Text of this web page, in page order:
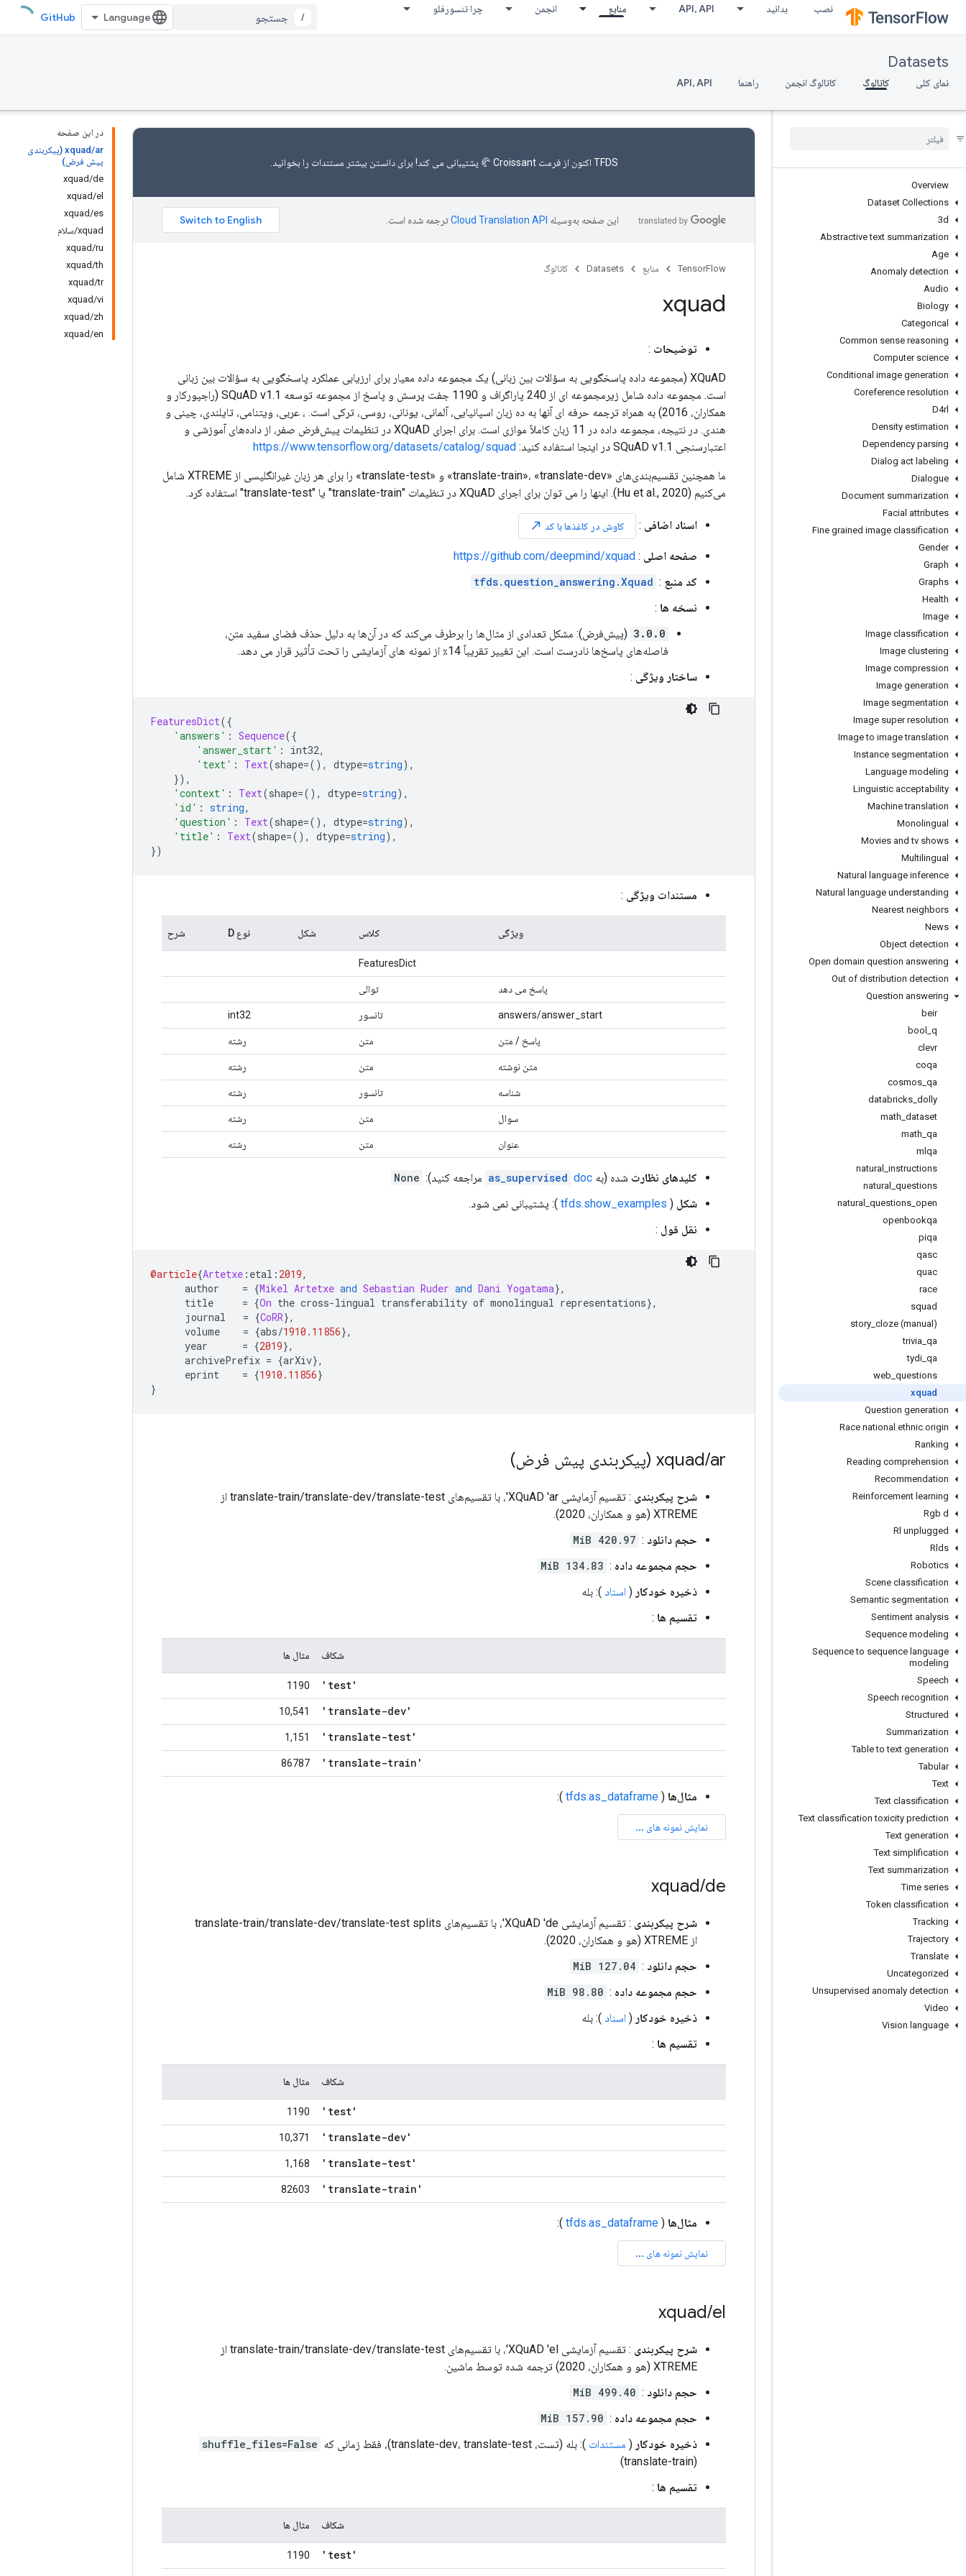
نصب بدانید API، API منابع انجمن چرا تنسورفلو
/
GitHub
Datasets
نمای کلی کاتالوگ کاتالوگ انجمن راهنما API، API
Overview
Dataset Collections
3d
Abstractive text summarization
Age
Anomaly detection
Audio
Biology
Categorical
Common sense reasoning
Computer science
Conditional image generation
Coreference resolution
D4rl
Density estimation
Dependency parsing
Dialog act labeling
Dialogue
Document summarization
Facial attributes
Fine grained image classification
Gender
Graph
Graphs
Health
Image
Image classification
Image clustering
Image compression
Image generation
Image segmentation
Image super resolution
Image to image translation
Instance segmentation
Language modeling
Linguistic acceptability
Machine translation
Monolingual
Movies and tv shows
Multilingual
Natural language inference
Natural language understanding
Nearest neighbors
News
Object detection
Open domain question answering
Out of distribution detection
Question answering
beir
bool
q
clevr
coqa
cosmos qa
databricks dolly
math dataset
math qa
mlqa
natural
instructions
natural
questions
natural
questions open
openbookqa
piqa
qasc
quac
race
squad
story cloze (manual)
trivia qa
tydi qa
web questions
xquad
Question generation
Race national ethnic origin
Ranking
Reading comprehension
Recommendation
Reinforcement learning
Rgb d
Rl unplugged
Rlds
Robotics
Scene classification
Semantic segmentation
Sentiment analysis
Sequence modeling
Sequence to sequence language
modeling
Speech
Speech recognition
Structured
Summarization
Table to text generation
Tabular
Text
Text classification
Text classification toxicity prediction
Text generation
Text simplification
Text summarization
Time series
Token classification
Tracking
Trajectory
Translate
Uncategorized
Unsupervised anomaly detection
Video
Vision language
در این صفحه
xquad/ar (پیکربندی
پیش فرض)
xquad/de
xquad/el
xquad/es
xquad/سلام
xquad/ru
xquad/th
xquad/tr
xquad/vi
xquad/zh
xquad/en
TFDS اکنون از فرمت Croissant 🥐 پشتیبانی می کند! برای دانستن بیشتر مستندات را بخوانید.
این صفحه به‌وسیله ترجمه شده است.
TensorFlow منابع Datasets کاتالوگ
xquad
توضیحات :
XQuAD (مجموعه داده پاسخگویی به سؤالات بین زبانی) یک مجموعه داده معیار برای ارزیابی عملکرد پاسخگویی به سؤالات بین زبانی
است. مجموعه داده شامل زیرمجموعه ای از 240 پاراگراف و 1190 جفت پرسش و پاسخ از مجموعه توسعه SQuAD v1.1 (راجپورکار و
همکاران، 2016) به همراه ترجمه حرفه ای آنها به ده زبان اسپانیایی، آلمانی، یونانی، روسی، ترکی است. ، عربی، ویتنامی، تایلندی، چینی و
هندی. در نتیجه، مجموعه داده در 11 زبان کاملاً موازی است. برای اجرای XQuAD در تنظیمات پیش‌فرض صفر، از داده‌های آموزشی و
اعتبارسنجی SQuAD v1.1 در اینجا استفاده کنید:
https://www.tensorflow.org/datasets/catalog/squad
ما همچنین تقسیم‌بندی‌های «translate-train»، «translate-dev» و «translate-test» را برای هر زبان غیرانگلیسی از XTREME شامل
می‌کنیم (Hu et al., 2020). اینها را می توان برای اجرای XQuAD در تنظیمات "translate-train" یا "translate-test" استفاده کرد.
اسناد اضافی : کاوش در کاغذها با کد north_east
صفحه اصلی :
https://github.com/deepmind/xquad
کد منبع :
tfds.question_answering.Xquad
نسخه ها :
3.0.0 (پیش‌فرض): مشکل تعدادی از مثال‌ها را برطرف می‌کند که در آن‌ها به دلیل حذف فضای سفید متن،
فاصله‌های پاسخ‌ها نادرست است. این تغییر تقریباً 14٪ از نمونه های آزمایشی را تحت تأثیر قرار می دهد.
ساختار ویژگی :
FeaturesDict({
'answers' : Sequence({
'answer_start' : int32,
'text' : Text(shape=(), dtype=string),
}),
'context' : Text(shape=(), dtype=string),
'id' : string,
'question' : Text(shape=(), dtype=string),
'title' : Text(shape=(), dtype=string),
})
مستندات ویژگی :
ویژگی کلاس شکل نوع D شرح
FeaturesDict
پاسخ می دهد توالی
answers/answer_start تانسور int32
پاسخ / متن متن رشته
متن نوشته متن رشته
شناسه تانسور رشته
سوال متن رشته
عنوان متن رشته
کلیدهای نظارت شده (به as_supervised doc مراجعه کنید): None
شکل (
tfds.show_examples ): پشتیبانی نمی شود.
نقل قول :
@article{Artetxe : etal : 2019,
author = {Mikel Artetxe and Sebastian Ruder and Dani Yogatama},
title = {On the cross-lingual transferability of monolingual representations},
journal = {CoRR},
volume = {abs/1910.11856},
year = {2019},
archivePrefix = {arXiv},
eprint = {1910.11856}
}
xquad/ar (پیکربندی پیش فرض)
شرح پیکربندی
: تقسیم آزمایشی XQuAD 'ar'، با تقسیم‌های translate-train/translate-dev/translate-test از
XTREME (هو و همکاران، 2020).
حجم دانلود :
420.97 MiB
حجم مجموعه داده :
134.83 MiB
ذخیره خودکار ( اسناد ): بله
تقسیم ها :
شکاف مثال ها
'test'
1190
'translate-dev'
10,541
'translate-test'
1,151
'translate-train'
86787
مثال‌ها (
tfds.as_dataframe
):
xquad/de
شرح پیکربندی
: تقسیم آزمایشی XQuAD 'de'، با تقسیم‌های translate-train/translate-dev/translate-test splits
از XTREME (هو و همکاران، 2020).
حجم دانلود :
127.04 MiB
حجم مجموعه داده :
98.80 MiB
ذخیره خودکار ( اسناد ): بله
تقسیم ها :
شکاف مثال ها
'test'
1190
'translate-dev'
10,371
'translate-test'
1,168
'translate-train'
82603
مثال‌ها (
tfds.as_dataframe
):
xquad/el
شرح پیکربندی
: تقسیم آزمایشی XQuAD 'el'، با تقسیم‌های translate-train/translate-dev/translate-test از
XTREME (هو و همکاران، 2020) ترجمه شده توسط ماشین.
حجم دانلود :
499.40 MiB
حجم مجموعه داده :
157.90 MiB
ذخیره خودکار ( مستندات ): بله (تست، translate-dev، translate-test)، فقط زمانی که
shuffle_files=False
(translate-train)
تقسیم ها :
شکاف مثال ها
'test'
1190